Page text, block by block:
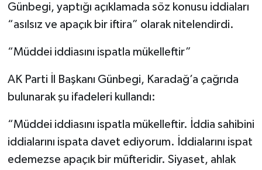
Günbegi, yaptığı açıklamada söz konusu iddiaları
“asılsız ve apaçık bir iftira” olarak nitelendirdi.
“Müddei iddiasını ispatla mükelleftir”
AK Parti İl Başkanı Günbegi, Karadağ’a çağrıda
bulunarak şu ifadeleri kullandı:
“Müddei iddiasını ispatla mükelleftir. İddia sahibini
iddialarını ispata davet ediyorum. İddialarını ispat
edemezse apaçık bir müfteridir. Siyaset, ahlak